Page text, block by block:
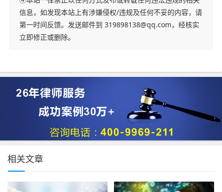
信息，如发现本站上有涉嫌侵权/违规及任何不妥的内容，请
第一时间反馈。发送邮件到 319898138@qq.com，经核实
立即修正或删除。
相关文章